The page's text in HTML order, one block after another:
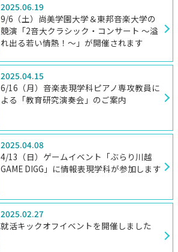
2025.06.19
9/6（土）尚美学園大学＆東邦音楽大学の
競演「2音大クラシック・コンサート ～溢
れ出る若い情熱！～」が開催されます
2025.04.15
6/16（月）音楽表現学科ピアノ専攻教員に
よる「教育研究演奏会」のご案内
2025.04.08
4/13（日）ゲームイベント「ぶらり川越
GAME DIGG」に情報表現学科が参加します
2025.02.27
就活キックオフイベントを開催しました